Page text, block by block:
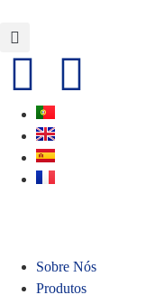
Sobre Nós
Produtos